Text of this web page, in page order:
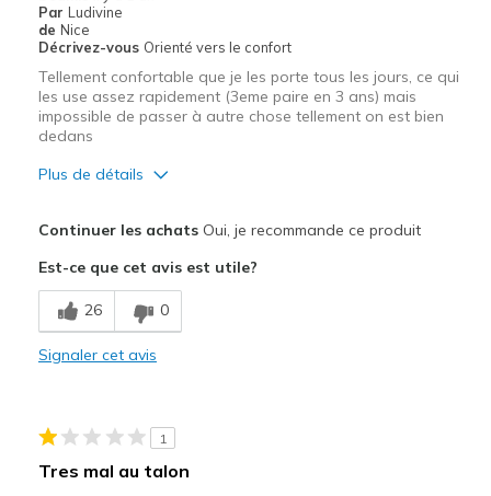
Largeur
Opinion sur
Je suis vraiment dans les
Par Ludivine
de Nice
Décrivez-vous Orienté vers le confort
Tellement confortable que je les porte tous les jours, ce qui
les use assez rapidement (3eme paire en 3 ans) mais
impossible de passer à autre chose tellement on est bien
dedans
Plus de détails
Correspond bien à la photo
Entrée et sortie faciles
S'use rapidement
Continuer les achatsOui, je recommande ce produit
Est-ce que cet avis est utile?
26 0
Signaler cet avis
1
Tres mal au talon